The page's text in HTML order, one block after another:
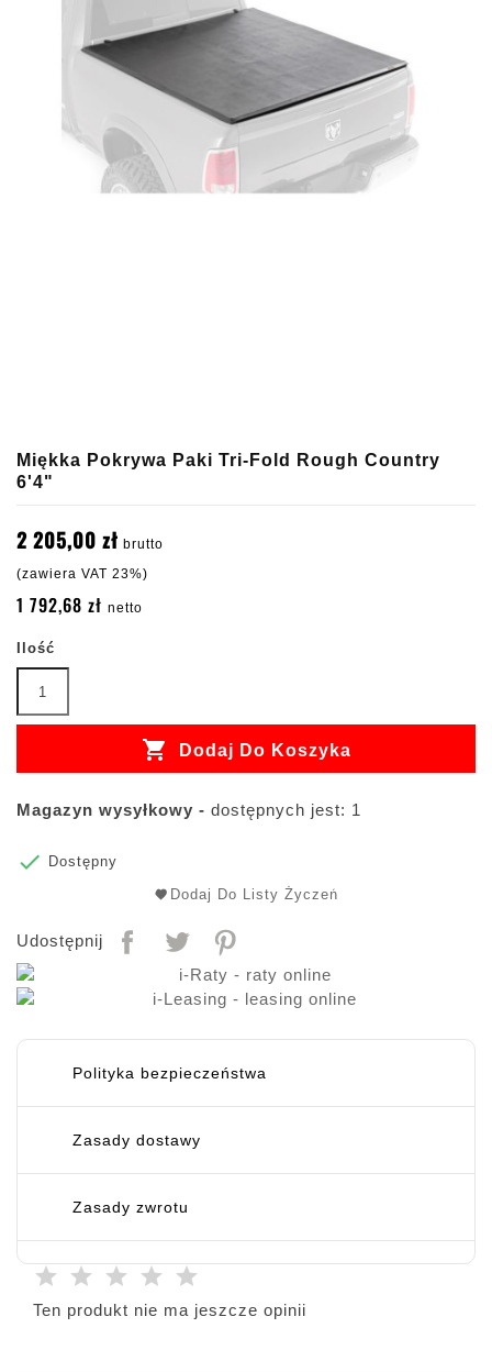
Miękka Pokrywa Paki Tri-Fold Rough Country
6'4"
2 205,00 zł brutto
(zawiera VAT 23%)
1 792,68 zł netto
Ilość
 Dodaj Do Koszyka
Magazyn wysyłkowy - dostępnych jest: 1

Dostępny
Dodaj Do Listy Życzeń
Udostępnij
Polityka bezpieczeństwa
Zasady dostawy
Zasady zwrotu
Ten produkt nie ma jeszcze opinii